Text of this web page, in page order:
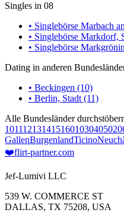
Singles in 08
• Singlebörse Marbach
• Singlebörse Markdorf,
• Singlebörse
Dating in anderen
• Beckingen (10)
• Berlin, Stadt (11)
Alle Bundesländer
101112131415160103040502
GallenBurgenlandTicino
❤️flirt-partner.com
Jef-Lumivi LLC
539 W. COMMERCE ST
DALLAS, TX 75208, USA